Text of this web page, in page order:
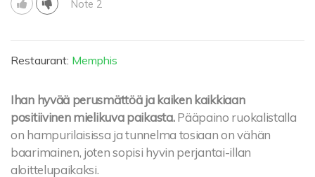
Note 2
Restaurant: Memphis
Ihan hyvää perusmättöä ja kaiken kaikkiaan
positiivinen mielikuva paikasta. Pääpaino ruokalistalla
on hampurilaisissa ja tunnelma tosiaan on vähän
baarimainen, joten sopisi hyvin perjantai-illan
aloittelupaikaksi.